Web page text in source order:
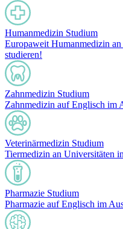
Humanmedizin Studium
Europaweit Humanmedizin
studieren!
Zahnmedizin Studium
Zahnmedizin auf Englisch im
Veterinärmedizin Studium
Tiermedizin an Universitäten
Pharmazie Studium
Pharmazie auf Englisch im